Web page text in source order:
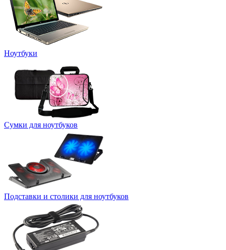
Ноутбуки
Сумки для ноутбуков
Подставки и столики для ноутбуков